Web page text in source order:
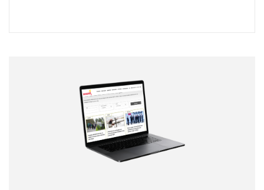
Correo electrónico
Tipo de comentario